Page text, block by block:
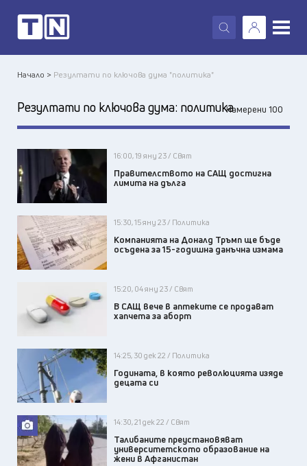
X
Начало > Резултати по ключова дума "политика"
Резултати по ключова дума: политикаНамерени 100
16:00, 19 яну 23 / Свят
Правителството на САЩ достигна
лимита на дълга
15:30, 15 яну 23 / Политика
Компанията на Доналд Тръмп ще бъде
осъдена за 15-годишна данъчна измама
15:20, 04 яну 23 / Свят
В САЩ вече в аптеките се продават
хапчета за аборт
14:25, 30 дек 22 / Политика
Годината, в която революцията изяде
децата си
14:30, 21 дек 22 / Свят
Талибаните преустановяват
университетското образование на
жени в Афганистан